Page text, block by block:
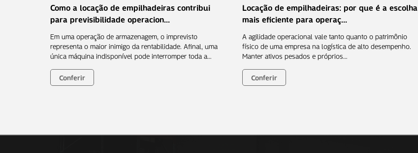
Como a locação de empilhadeiras contribui
para previsibilidade operacion...
Em uma operação de armazenagem, o imprevisto
representa o maior inimigo da rentabilidade. Afinal, uma
única máquina indisponível pode interromper toda a…
Conferir
Locação de empilhadeiras: por que é a escolha
mais eficiente para operaç...
A agilidade operacional vale tanto quanto o patrimônio
físico de uma empresa na logística de alto desempenho.
Manter ativos pesados e próprios…
Conferir